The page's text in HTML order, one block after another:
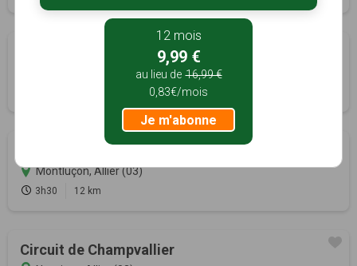
De Marignon aux rives du Cher
Montluçon, Allier (03)
Tracé GPS
Montluçon, Allier (03)
3h30 12 km
Circuit de Champvallier
12 mois
9,99 €
au lieu de 16,99 €
0,83€/mois
Je m'abonne